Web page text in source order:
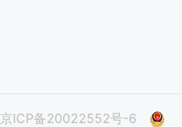
京ICP备20022552号-6